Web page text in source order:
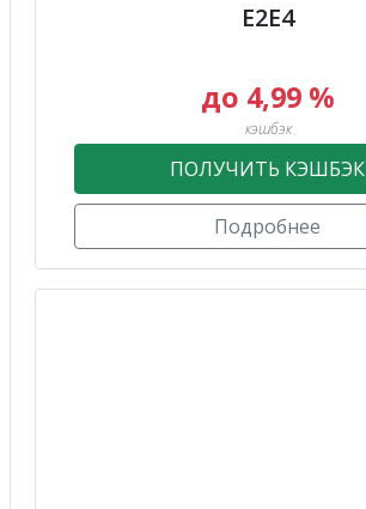
Е2Е4
до 4,99 %
кэшбэк
ПОЛУЧИТЬ КЭШБЭК
Подробнее